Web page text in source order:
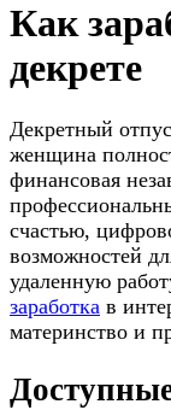
Как
декрете
Декретный
женщина
финансовая
счастью,
возможностей
удаленную
заработка в
материнство и